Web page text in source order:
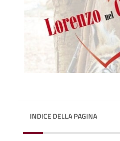
INDICE DELLA PAGINA